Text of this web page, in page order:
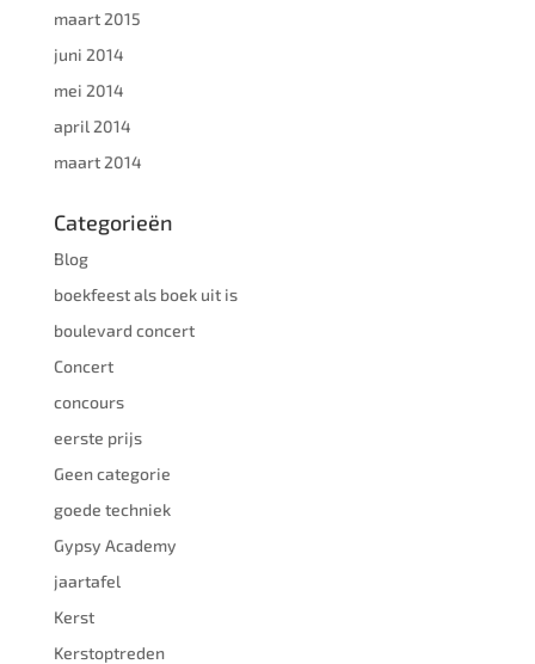
maart 2015
juni 2014
mei 2014
april 2014
maart 2014
Categorieën
Blog
boekfeest als boek uit is
boulevard concert
Concert
concours
eerste prijs
Geen categorie
goede techniek
Gypsy Academy
jaartafel
Kerst
Kerstoptreden